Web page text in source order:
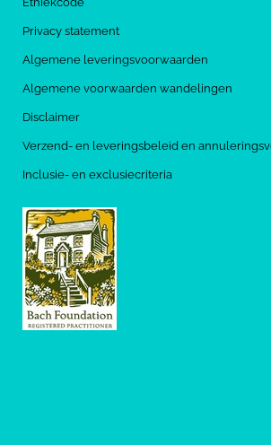
Privacy statement
Algemene leveringsvoorwaarden
Algemene voorwaarden wandelingen
Disclaimer
Verzend- en leveringsbeleid en
Inclusie- en exclusiecriteria